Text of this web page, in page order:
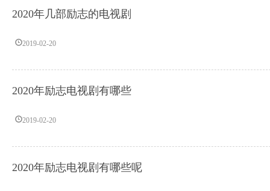
2020年几部励志的电视剧
2019-02-20
2020年励志电视剧有哪些
2019-02-20
2020年励志电视剧有哪些呢